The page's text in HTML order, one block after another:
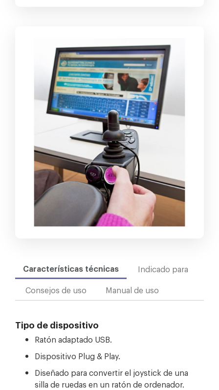
Características técnicas
Indicado para
Consejos de uso
Manual de uso
Tipo de dispositivo
Ratón adaptado USB.
Dispositivo Plug & Play.
Diseñado para convertir el joystick de una
silla de ruedas en un ratón de ordenador.